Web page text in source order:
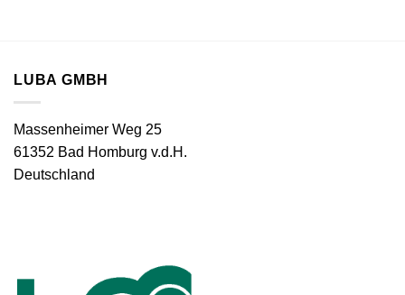
LUBA GMBH
Massenheimer Weg 25
61352 Bad Homburg v.d.H.
Deutschland